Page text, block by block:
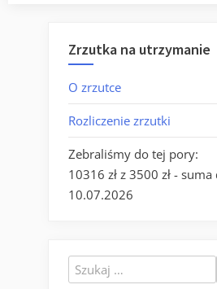
Zrzutka na utrzymanie
O zrzutce
Rozliczenie zrzutki
Zebraliśmy do tej pory:
10316 zł z 3500 zł -
10.07.2026
Szukaj: